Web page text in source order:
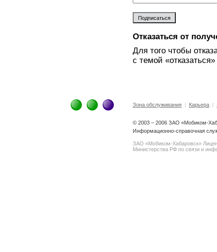
Отказаться от
Для того чтобы
с темой
Зона обслуживания| Карьера|
© 2003 – 2006 ЗАО «Мобиком-
Информационно-справочная
ЗАО «Мобиком-Хабаровск»
Министерства РФ по связи и